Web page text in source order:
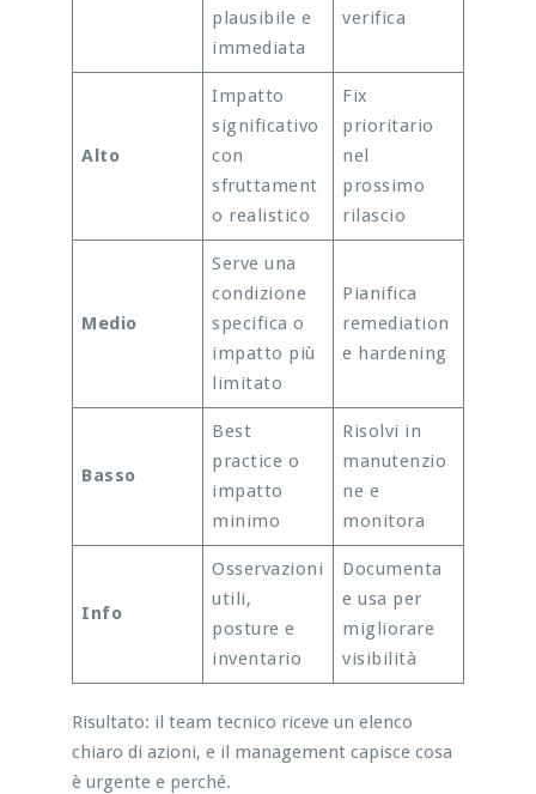
plausibile e
immediata
verifica
Alto
Impatto
significativo
con
sfruttament
o realistico
Fix
prioritario
nel
prossimo
rilascio
Medio
Serve una
condizione
specifica o
impatto più
limitato
Pianifica
remediation
e hardening
Basso
Best
practice o
impatto
minimo
Risolvi in
manutenzio
ne e
monitora
Info
Osservazioni
utili,
posture e
inventario
Documenta
e usa per
migliorare
visibilità
Risultato: il team tecnico riceve un elenco
chiaro di azioni, e il management capisce cosa
è urgente e perché.